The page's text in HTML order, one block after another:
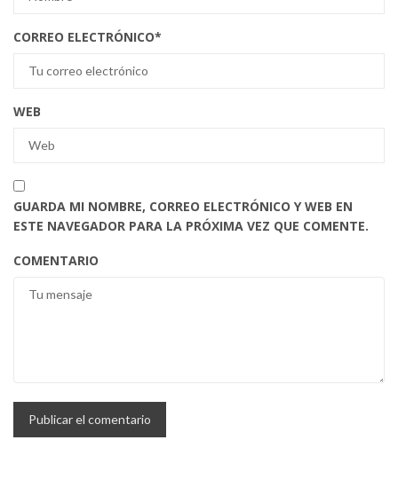
CORREO ELECTRÓNICO*
WEB
GUARDA MI NOMBRE, CORREO ELECTRÓNICO Y WEB EN
ESTE NAVEGADOR PARA LA PRÓXIMA VEZ QUE COMENTE.
COMENTARIO